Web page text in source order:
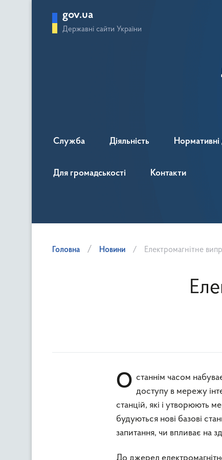
gov.ua
Державні сайти України
Служба Діяльність
Для громадськості Контакти
Головна Новини Електромагнітне
Останнім часом набуває значного розвитку використання мобільних телефонів для доступу в мережу
станцій, які і утворюють
будуються нові базові
запитання, чи впливає на